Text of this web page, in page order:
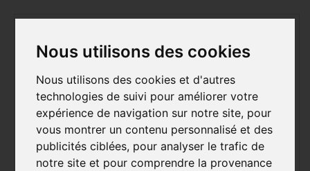
Nous utilisons des cookies
Nous utilisons des cookies et d'autres
technologies de suivi pour améliorer votre
expérience de navigation sur notre site, pour
vous montrer un contenu personnalisé et des
publicités ciblées, pour analyser le trafic de
notre site et pour comprendre la provenance